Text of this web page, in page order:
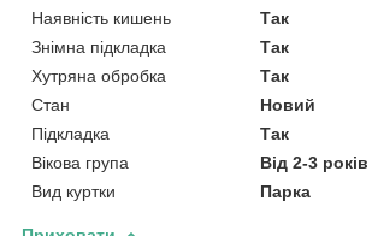
Наявність кишень
Так
Знімна підкладка
Так
Хутряна обробка
Так
Стан
Новий
Підкладка
Так
Вікова група
Від 2-3 років
Вид куртки
Парка